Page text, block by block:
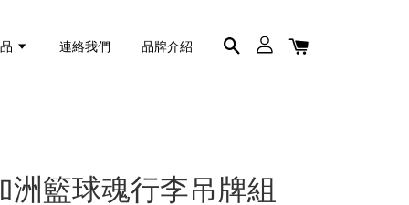
連絡我們 品牌介紹
洲籃球魂行李吊牌組